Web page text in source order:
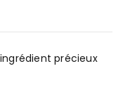
précieux